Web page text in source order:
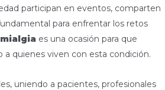
participan en eventos, comparten
para enfrentar los retos
es una ocasión para que
quienes viven con esta condición.
uniendo a pacientes, profesionales